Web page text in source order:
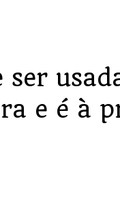
e é à